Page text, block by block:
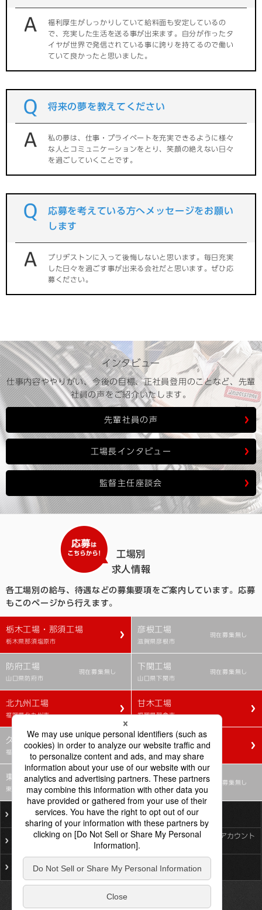
福利厚生がしっかりしていて給料面も安定しているの
で、充実した生活を送る事が出来ます。自分が作ったタ
イヤが世界で発信されている事に誇りを持てるので働い
ていて良かったと思いました。
将来の夢を教えてください
私の夢は、仕事・プライベートを充実できるように様々
な人とコミュニケーションをとり、笑顔の絶えない日々
を過ごしていくことです。
応募を考えている方へメッセージをお願い
します
ブリヂストンに入って後悔しないと思います。毎日充実
した日々を過ごす事が出来る会社だと思います。ぜひ応
募ください。
インタビュー
仕事内容ややりがい、今後の目標、正社員登用のことなど、先輩
社員の声をご紹介いたします。
先輩社員の声
工場長インタビュー
監督主任座談会
工場別
求人情報
各工場別の給与、待遇などの募集要項をご案内しています。 応募
もこのページから行えます。
栃木工場・那須工場
栃木県那須塩原市
彦根工場
滋賀県彦根市
現在募集無し
防府工場
山口県防府市
現在募集無し
下関工場
山口県下関市
現在募集無し
北九州工場
福岡県北九州市
甘木工場
福岡県朝倉市
久留米工場
福岡県朝倉市
現在募集無し
鳥栖工場
東京ACタイヤ製造所
東京都小平市
現在募集無し
技術センター
東京都小平市
現在募集無し
ご利用にあたって 個人情報保護基本方針
プライバシーポリシー
ソーシャルメディア公式アカウント
サイトマップ お問い合わせ